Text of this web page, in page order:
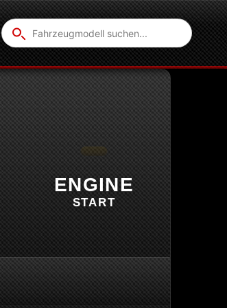
Fahrzeug
suchen
ENGINE
START